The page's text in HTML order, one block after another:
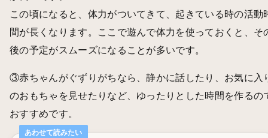
この頃になると、体力がついてきて、起きている時の活動
間が長くなります。ここで遊んで体力を使っておくと、そ
後の予定がスムーズになることが多いです。
③赤ちゃんがぐずりがちなら、静かに話したり、お気に入
のおもちゃを見せたりなど、ゆったりとした時間を作るの
おすすめです。
あわせて読みたい